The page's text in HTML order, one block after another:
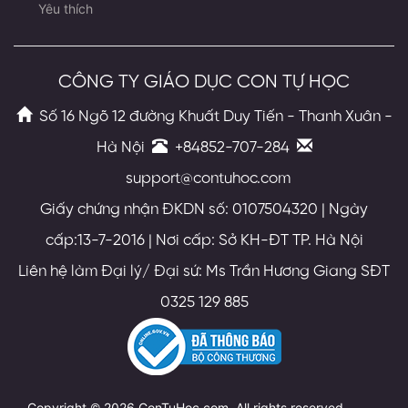
Yêu thích
CÔNG TY GIÁO DỤC CON TỰ HỌC
Số 16 Ngõ 12 đường Khuất Duy Tiến - Thanh Xuân -
Hà Nội
+84852-707-284
support@contuhoc.com
Giấy chứng nhận ĐKDN số: 0107504320 | Ngày
cấp:13-7-2016 | Nơi cấp: Sở KH-ĐT TP. Hà Nội
Liên hệ làm Đại lý/ Đại sứ: Ms Trần Hương Giang SĐT
0325 129 885